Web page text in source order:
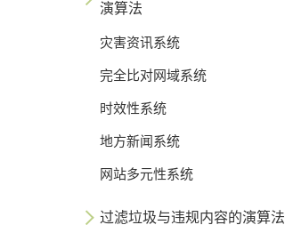
演算法
灾害资讯系统
完全比对网域系统
时效性系统
地方新闻系统
网站多元性系统
过滤垃圾与违规内容的演算法